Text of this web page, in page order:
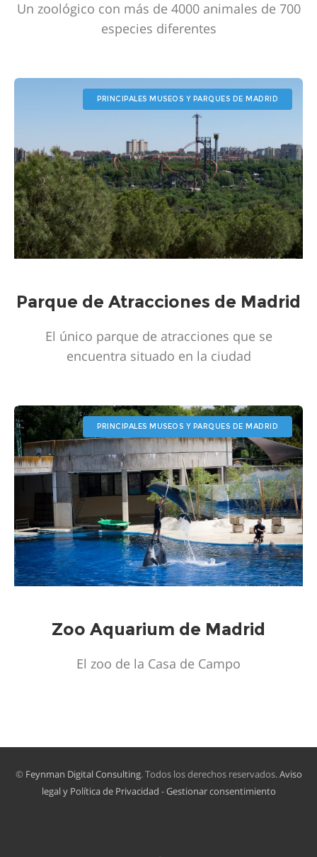
Un zoológico con más de 4000 animales de 700
especies diferentes
PRINCIPALES MUSEOS Y PARQUES DE MADRID
Parque de Atracciones de Madrid
El único parque de atracciones que se
encuentra situado en la ciudad
PRINCIPALES MUSEOS Y PARQUES DE MADRID
Zoo Aquarium de Madrid
El zoo de la Casa de Campo
© Feynman Digital Consulting. Todos los derechos reservados.Aviso
legal y Política de Privacidad -Gestionar consentimiento